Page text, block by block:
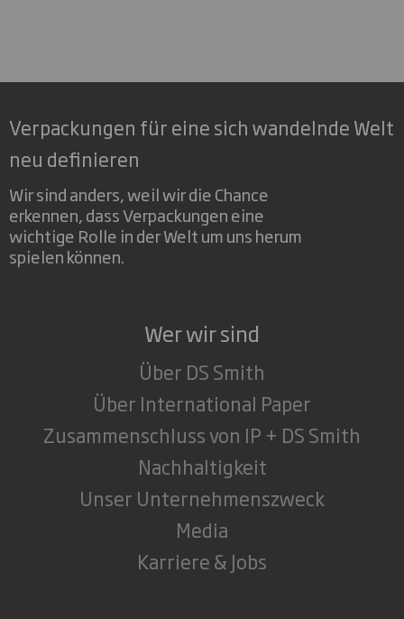
Verpackungen für eine sich wandelnde Welt
neu definieren
Wir sind anders, weil wir die Chance
erkennen, dass Verpackungen eine
wichtige Rolle in der Welt um uns herum
spielen können.
Wer wir sind
Über DS Smith
Über International Paper
Zusammenschluss von IP + DS Smith
Nachhaltigkeit
Unser Unternehmenszweck
Media
Karriere & Jobs